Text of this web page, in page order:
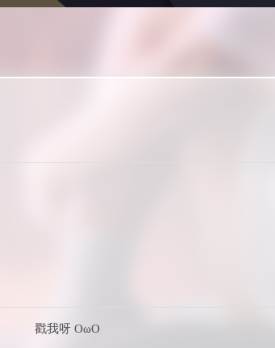
戳我呀 OωO